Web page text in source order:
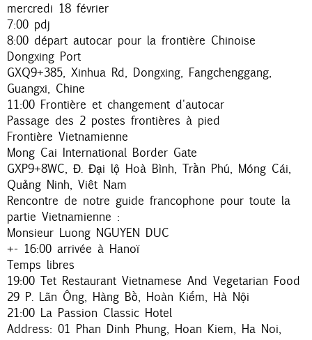
mercredi 18 février
7:00 pdj
8:00 départ autocar pour la frontière Chinoise
Dongxing Port
GXQ9+385, Xinhua Rd, Dongxing, Fangchenggang,
Guangxi, Chine
11:00 Frontière et changement d'autocar
Passage des 2 postes frontières à pied
Frontière Vietnamienne
Mong Cai International Border Gate
GXP9+8WC, Đ. Đại lộ Hoà Bình, Trần Phú, Móng Cái,
Quảng Ninh, Viêt Nam
Rencontre de notre guide francophone pour toute la
partie Vietnamienne :
Monsieur Luong NGUYEN DUC
+- 16:00 arrivée à Hanoï
Temps libres
19:00 Tet Restaurant Vietnamese And Vegetarian Food
29 P. Lãn Ông, Hàng Bồ, Hoàn Kiếm, Hà Nội
21:00 La Passion Classic Hotel
Address: 01 Phan Dinh Phung, Hoan Kiem, Ha Noi,